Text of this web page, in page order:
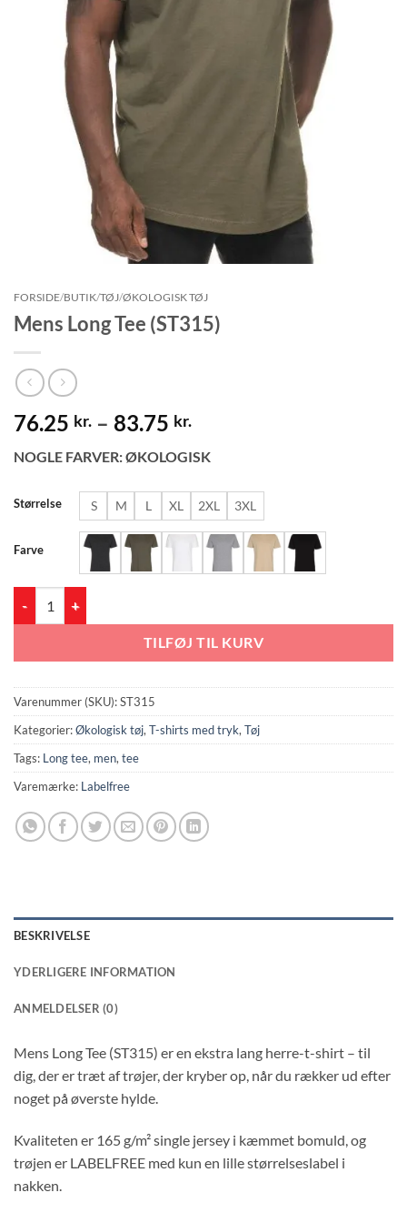
FORSIDE/BUTIK/TØJ/ØKOLOGISK TØJ
Mens Long Tee (ST315)
76.25 kr. – 83.75 kr.Prisinterval:
til
83.75 kr.
NOGLE FARVER: ØKOLOGISK
Størrelse S M L XL 2XL 3XL
Farve
TILFØJ TIL KURV
Varenummer (SKU):ST315
Kategorier:Økologisk tøj,T-shirts med tryk,Tøj
Tags: Long tee, men,tee
Varemærke: Labelfree
BESKRIVELSE
YDERLIGERE INFORMATION
ANMELDELSER (0)
Mens Long Tee (ST315) er en ekstra lang herre-t-shirt – til
dig, der er træt af trøjer, der kryber op, når du rækker ud efter
noget på øverste hylde.
Kvaliteten er 165 g/m² single jersey i kæmmet bomuld, og
trøjen er LABELFREE med kun en lille størrelseslabel i
nakken.